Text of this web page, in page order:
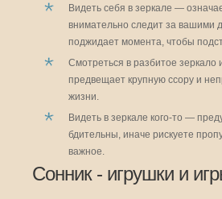
Видеть себя в зеркале —
внимательно следит за вашими
поджидает момента, чтобы
Смотреться в разбитое зеркало
предвещает крупную ссору и
жизни.
Видеть в зеркале кого-то —
бдительны, иначе рискуете
важное.
Сонник - игрушки и